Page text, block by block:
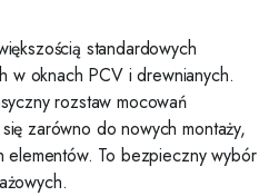
standardowych
w oknach PCV i drewnianych.
rozstaw mocowań
zarówno do nowych montaży,
elementów. To bezpieczny wybór